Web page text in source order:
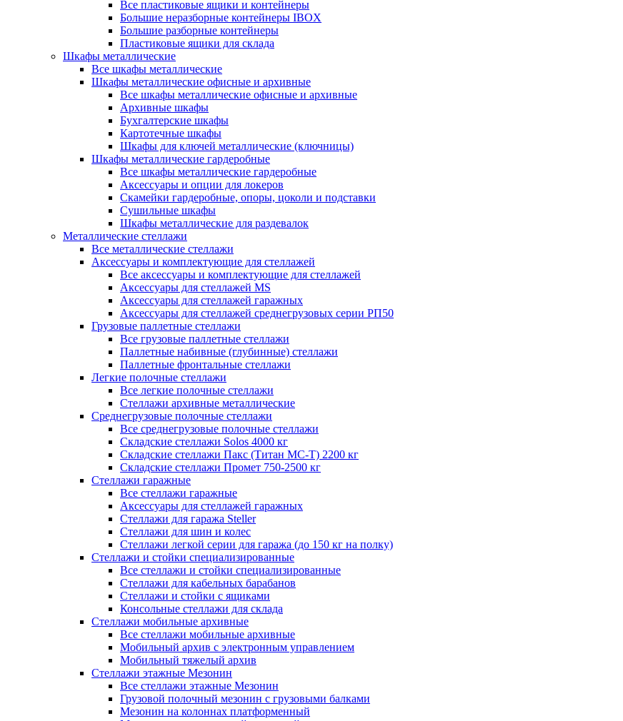
Все пластиковые ящики и контейнеры
Большие неразборные контейнеры IBOX
Большие разборные контейнеры
Пластиковые ящики для склада
Шкафы металлические
Все шкафы металлические
Шкафы металлические офисные и архивные
Все шкафы металлические офисные и архивные
Архивные шкафы
Бухгалтерские шкафы
Картотечные шкафы
Шкафы для ключей металлические (ключницы)
Шкафы металлические гардеробные
Все шкафы металлические гардеробные
Аксессуары и опции для локеров
Скамейки гардеробные, опоры, цоколи и подставки
Сушильные шкафы
Шкафы металлические для раздевалок
Металлические стеллажи
Все металлические стеллажи
Аксессуары и комплектующие для стеллажей
Все аксессуары и комплектующие для стеллажей
Аксессуары для стеллажей MS
Аксессуары для стеллажей гаражных
Аксессуары для стеллажей среднегрузовых серии РП50
Грузовые паллетные стеллажи
Все грузовые паллетные стеллажи
Паллетные набивные (глубинные) стеллажи
Паллетные фронтальные стеллажи
Легкие полочные стеллажи
Все легкие полочные стеллажи
Стеллажи архивные металлические
Среднегрузовые полочные стеллажи
Все среднегрузовые полочные стеллажи
Складские стеллажи Solos 4000 кг
Складские стеллажи Пакс (Титан МС-Т) 2200 кг
Складские стеллажи Промет 750-2500 кг
Стеллажи гаражные
Все стеллажи гаражные
Аксессуары для стеллажей гаражных
Стеллажи для гаража Steller
Стеллажи для шин и колес
Стеллажи легкой серии для гаража (до 150 кг на полку)
Стеллажи и стойки специализированные
Все стеллажи и стойки специализированные
Стеллажи для кабельных барабанов
Стеллажи и стойки с ящиками
Консольные стеллажи для склада
Стеллажи мобильные архивные
Все стеллажи мобильные архивные
Мобильный архив с электронным управлением
Мобильный тяжелый архив
Стеллажи этажные Мезонин
Все стеллажи этажные Мезонин
Грузовой полочный мезонин с грузовыми балками
Мезонин на колоннах платформенный